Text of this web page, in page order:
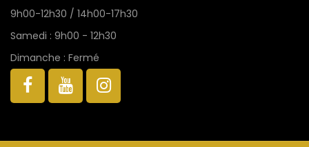
9h00-12h30 / 14h00-17h30
Samedi : 9h00 - 12h30
Dimanche : Fermé